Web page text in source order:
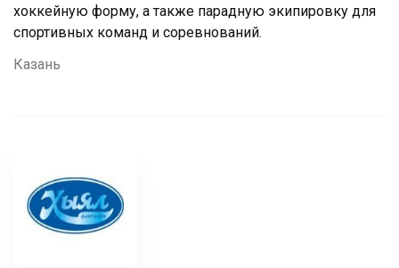
хоккейную форму, а также парадную экипировку для
спортивных команд и соревнований.
Казань